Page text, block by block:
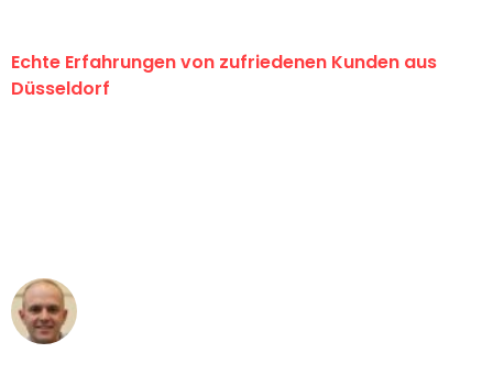
Echte Erfahrungen von zufriedenen Kunden aus
Düsseldorf